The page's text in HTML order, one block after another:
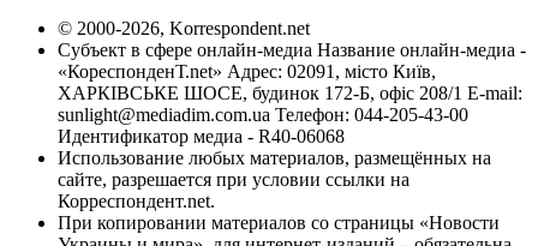
© 2000-2026, Korrespondent.net
Субъект в сфере онлайн-медиа Название онлайн-медиа -
«КореспонденТ.net» Адрес: 02091, місто Київ,
ХАРКІВСЬКЕ ШОСЕ, будинок 172-Б, офіс 208/1 E-mail:
sunlight@mediadim.com.ua Телефон: 044-205-43-00
Идентификатор медиа - R40-06068
Использование любых материалов, размещённых на
сайте, разрешается при условии ссылки на
Корреспондент.net.
При копировании материалов со страницы «Новости